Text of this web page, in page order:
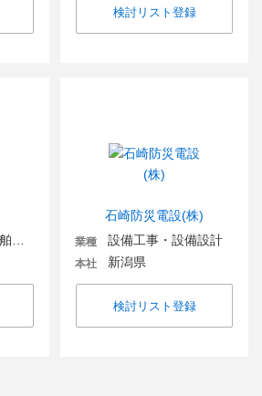
検討リスト登録
石崎防災電設(株)
業種 設備工事・設備設計
本社 新潟県
検討リスト登録